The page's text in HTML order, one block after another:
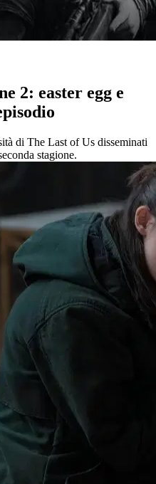
2: easter egg e
di The Last of Us disseminati
stagione.